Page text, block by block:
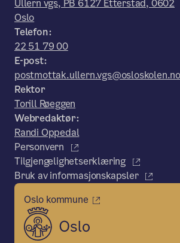
Ullern vgs, PB 6127 Etterstad, 0602
Oslo
Telefon:
22 51 79 00
E-post:
postmottak.ullern.vgs@osloskolen.no
Rektor
Torill Røeggen
Webredaktør:
Randi Oppedal
Personvern
Tilgjengelighetserklæring
Bruk av informasjonskapsler
Oslo kommune